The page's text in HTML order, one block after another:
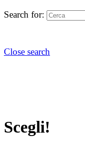
Search for:
Close search
Scegli!